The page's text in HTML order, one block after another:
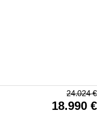
24.024€
18.990 €